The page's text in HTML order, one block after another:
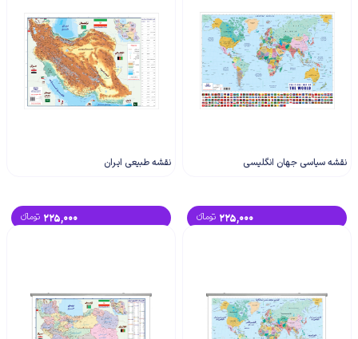
نقشه سیاسی جهان انگلیسی
225,000 تومانء
نقشه طبیعی ایران
225,000 تومانء